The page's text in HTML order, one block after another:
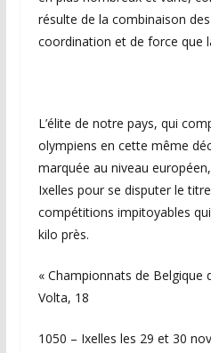
résulte de la combinaison
coordination et de force que
L’élite de notre pays, qui
olympiens en cette même
marquée au niveau
Ixelles pour se disputer le
compétitions impitoyables
kilo près.
« Championnats de Belgique
Volta, 18
1050 – Ixelles les 29 et 30